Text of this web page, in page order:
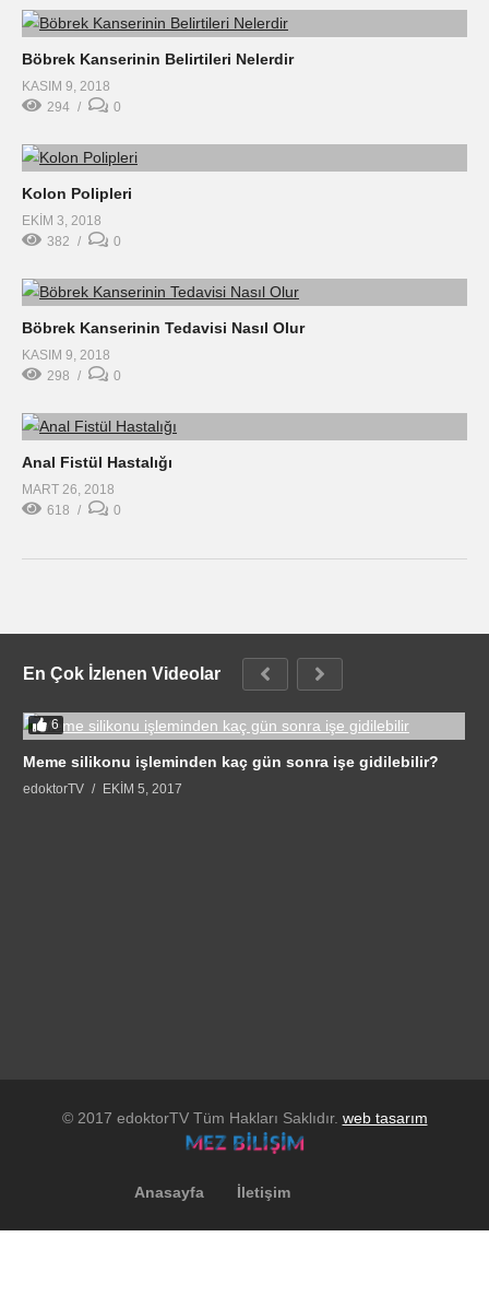
Böbrek Kanserinin Belirtileri Nelerdir
KASIM 9, 2018
294
0
Kolon Polipleri
EKIM 3, 2018
382
0
Böbrek Kanserinin Tedavisi Nasıl Olur
KASIM 9, 2018
298
0
Anal Fistül Hastalığı
MART 26, 2018
618
0
En Çok İzlenen Videolar
6
Meme silikonu işleminden kaç gün sonra işe gidilebilir?
edoktorTV EKIM 5, 2017
© 2017 edoktorTV Tüm Hakları Saklıdır. web tasarım
Anasayfa İletişim